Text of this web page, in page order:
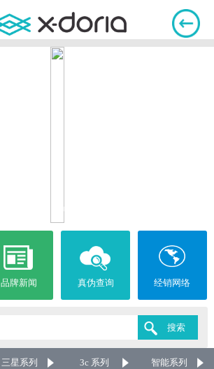
品牌新闻 真伪查询 经销网络
三星系列 3c 系列 智能系列